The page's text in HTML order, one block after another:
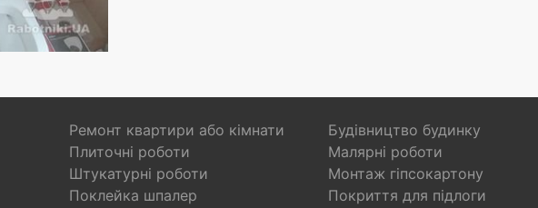
Ремонт квартири або кімнати
Будівництво будинку
Плиточні роботи
Малярні роботи
Штукатурні роботи
Монтаж гіпсокартону
Поклейка шпалер
Покриття для підлоги